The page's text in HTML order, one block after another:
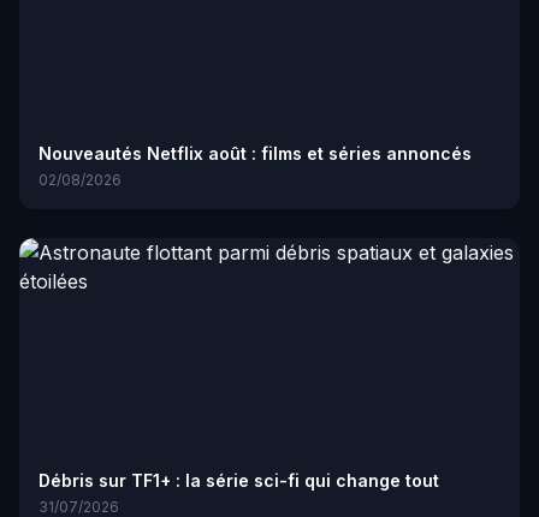
Nouveautés Netflix août : films et séries annoncés
02/08/2026
Débris sur TF1+ : la série sci-fi qui change tout
31/07/2026